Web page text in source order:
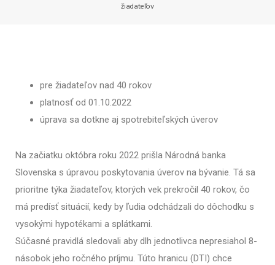
žiadateľov
pre žiadateľov nad 40 rokov
platnosť od 01.10.2022
úprava sa dotkne aj spotrebiteľských úverov
Na začiatku októbra roku 2022 prišla Národná banka
Slovenska s úpravou poskytovania úverov na bývanie. Tá sa
prioritne týka žiadateľov, ktorých vek prekročil 40 rokov, čo
má predísť situácií, kedy by ľudia odchádzali do dôchodku s
vysokými hypotékami a splátkami.
Súčasné pravidlá sledovali aby dlh jednotlivca nepresiahol 8-
násobok jeho ročného príjmu. Túto hranicu (DTI) chce